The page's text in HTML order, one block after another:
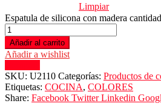
Limpiar
Espatula de silicona con madera cantidad
Añadir al carrito
Añadir a wishlist
SKU: U2110 Categorías: Productos de
Etiquetas: COCINA, COLORES
Share: Facebook Twitter Linkedin